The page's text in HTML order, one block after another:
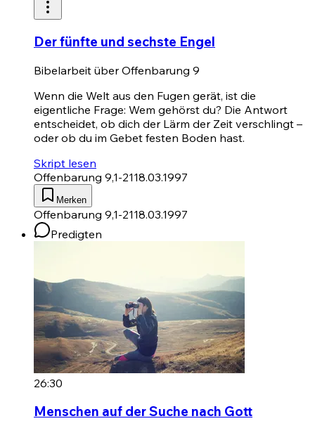
Der fünfte und sechste Engel
Bibelarbeit über Offenbarung 9
Wenn die Welt aus den Fugen gerät, ist die
eigentliche Frage: Wem gehörst du? Die Antwort
entscheidet, ob dich der Lärm der Zeit verschlingt –
oder ob du im Gebet festen Boden hast.
Skript lesen
Offenbarung 9,1-2118.03.1997
Merken
Offenbarung 9,1-2118.03.1997
Predigten
26:30
Menschen auf der Suche nach Gott